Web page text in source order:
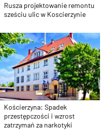
Rusza projektowanie remontu
sześciu ulic w Koscierzynie
Kościerzyna: Spadek
przestępczości i wzrost
zatrzymań za narkotyki